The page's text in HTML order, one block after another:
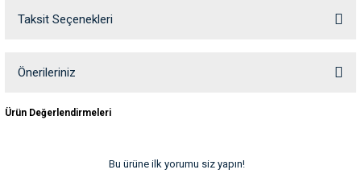
Ürün hakkında henüz soru sorulmamış.
Taksit Seçenekleri
Önerileriniz
yetersiz gördüğünüz noktaları öneri formunu kullanarak tarafımıza
Ürün Değerlendirmeleri
Bu ürüne ilk yorumu siz yapın!